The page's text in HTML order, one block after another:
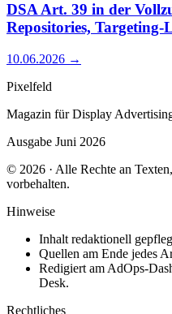
DSA Art. 39 in der
Repositories, Targeting-
10.06.2026 →
Pixelfeld
Magazin für Display
Ausgabe Juni 2026
© 2026 · Alle Rechte an
vorbehalten.
Hinweise
Inhalt redaktionell
Quellen am Ende jedes
Redigiert am AdOps-
Desk.
Rechtliches